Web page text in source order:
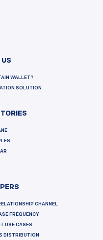
WALLET?
SOLUTION
CHANNEL
FREQUENCY
USE CASES
DISTRIBUTION